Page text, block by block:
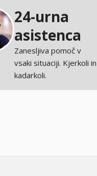
24-urna
asistenca
Zanesljiva pomoč v
vsaki situaciji. Kjerkoli in
kadarkoli.